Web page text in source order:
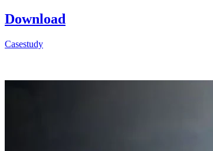
Download
Casestudy